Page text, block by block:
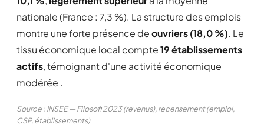
nationale (France : 7,3 %). La structure des emplois
montre une forte présence deouvriers (18,0 %). Le
tissu économique local compte19 établissements
actifs, témoignant d'une activité économique
modérée .
Source : INSEE — Filosofi 2023 (revenus), recensement (emploi,
CSP, établissements)